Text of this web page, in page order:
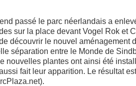
passé le parc néerlandais a
sur la place devant Vogel Rok et
découvrir le nouvel aménagement
séparation entre le Monde de
nouvelles plantes ont ainsi été
fait leur apparition. Le résultat